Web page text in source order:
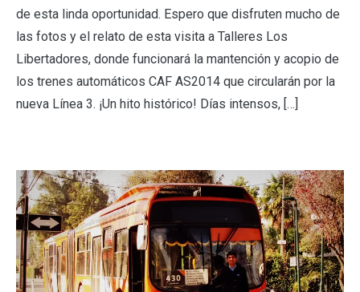
de esta linda oportunidad. Espero que disfruten mucho de
las fotos y el relato de esta visita a Talleres Los
Libertadores, donde funcionará la mantención y acopio de
los trenes automáticos CAF AS2014 que circularán por la
nueva Línea 3. ¡Un hito histórico! Días intensos, […]